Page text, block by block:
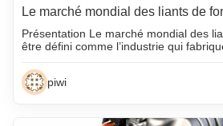
Le marché mondial des liants de
Présentation Le marché mondial des
être défini comme l’industrie qui
piwi